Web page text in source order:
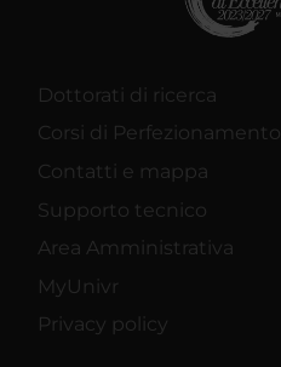
Dottorati di ricerca
Corsi di Perfezionamento
Contatti e mappa
Supporto tecnico
Area Amministrativa
MyUnivr
Privacy policy